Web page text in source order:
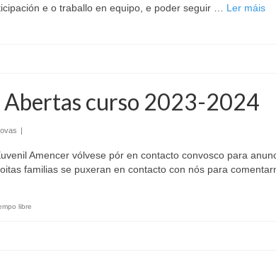
e o traballo en equipo, e poder seguir … Ler máis
Abertas curso 2023-2024
|
Amencer vólvese pór en contacto convosco para
familias se puxeran en contacto con nós para
libre